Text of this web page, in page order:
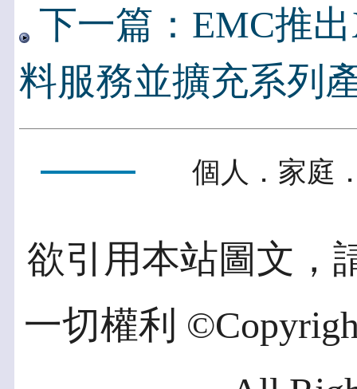
下一篇：EMC推
料服務並擴充系列
個人．家庭
欲引用本站圖文，
一切權利